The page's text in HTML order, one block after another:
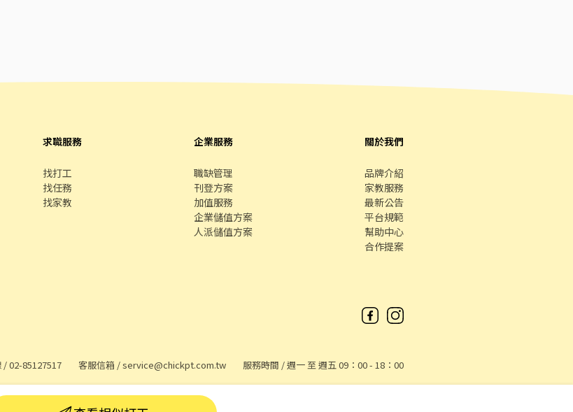
求職服務
找打工
找任務
找家教
企業服務
職缺管理
刊登方案
加值服務
企業儲值方案
人派儲值方案
關於我們
品牌介紹
家教服務
最新公告
平台規範
幫助中心
合作提案
/02-85127517 客服信箱 /service@chickpt.com.tw 服務時間 / 週一 至 週五 09：00 - 18：00